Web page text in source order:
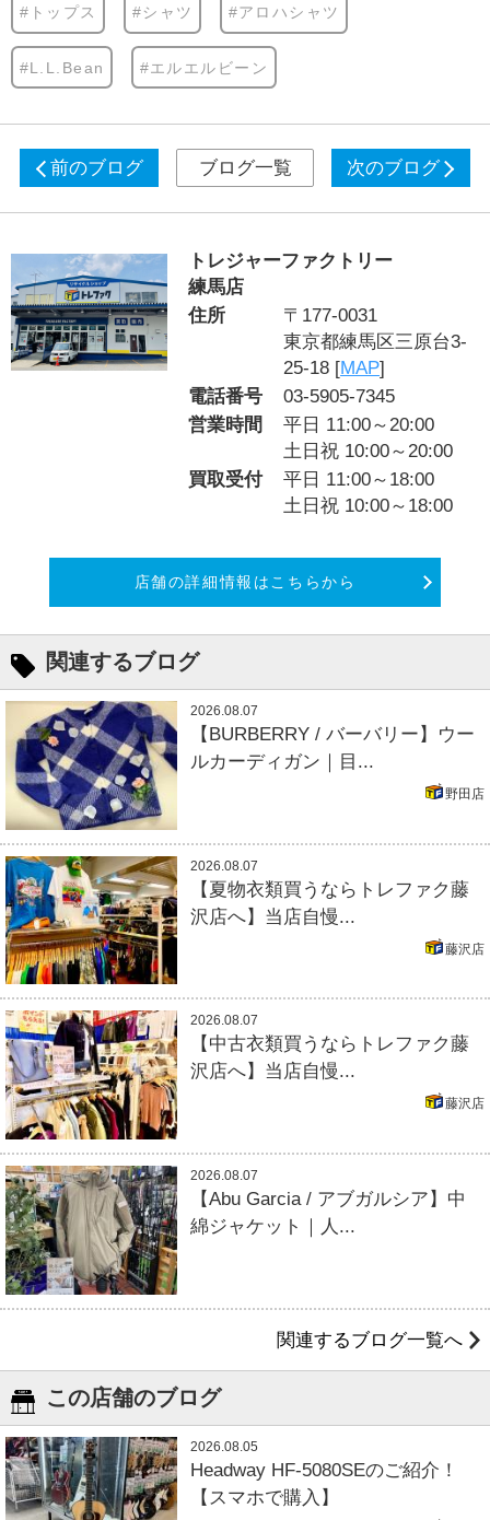
#トップス #シャツ #アロハシャツ
#L.L.Bean #エルエルビーン
前のブログ ブログ一覧 次のブログ
トレジャーファクトリー
練馬店
住所
〒177-0031
東京都練馬区三原台3-
25-18 [MAP]
電話番号
03-5905-7345
営業時間
平日 11:00～20:00
土日祝 10:00～20:00
買取受付
平日 11:00～18:00
土日祝 10:00～18:00
店舗の詳細情報はこちらから
関連するブログ
2026.08.07
【BURBERRY / バーバリー】ウー
ルカーディガン｜目...
野田店
2026.08.07
【夏物衣類買うならトレファク藤
沢店へ】当店自慢...
藤沢店
2026.08.07
【中古衣類買うならトレファク藤
沢店へ】当店自慢...
藤沢店
2026.08.07
【Abu Garcia / アブガルシア】中
綿ジャケット｜人...
関連するブログ一覧へ
この店舗のブログ
2026.08.05
Headway HF-5080SEのご紹介！
【スマホで購入】